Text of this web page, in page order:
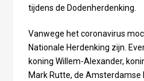
tijdens de Dodenherdenking.
Vanwege het coronavirus
Nationale Herdenking zijn.
koning Willem-Alexander,
Mark Rutte, de